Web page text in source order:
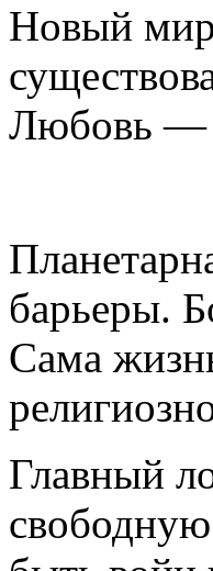
Новый
Любовь —
барьеры.
Сама
Главный